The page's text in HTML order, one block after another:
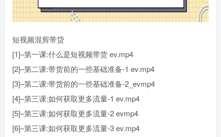
短视频混剪带贷
[1]–第一课:什么是短视频带货 ev.mp4
[2]–第二课:带货前的一些基础准备-1 ev.mp4
[3]–第二课:带货前的一些基础准备-2_evmp4
[4]–第三课:如何获取更多流量-1 ev.mp4
[5]–第三课:如何获取更多流量-2 evmp4
[6]–第三课:如何获取更多流量-3 ev.mp4